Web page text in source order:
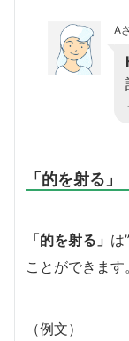
A
「的を射る」
「的を射る」 は”
ことができます。
（例文）